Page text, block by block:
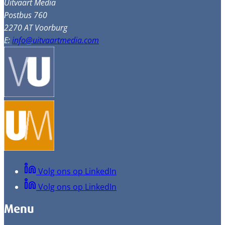
Uitvaart Media
Postbus 760
2270 AT Voorburg
E:info@uitvaartmedia.com
Volg ons op LinkedIn
Volg ons op LinkedIn
Menu